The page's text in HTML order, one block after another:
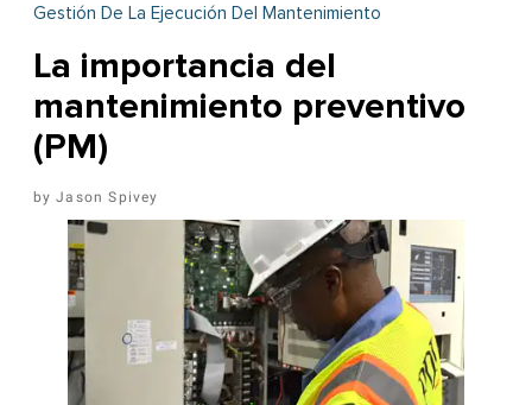
Gestión De La Ejecución Del Mantenimiento
La importancia del
mantenimiento preventivo
(PM)
Jason Spivey